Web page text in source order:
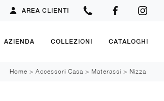
AREA CLIENTI
AZIENDA COLLEZIONI CATALOGHI
Home > Accessori Casa > Materassi > Nizza